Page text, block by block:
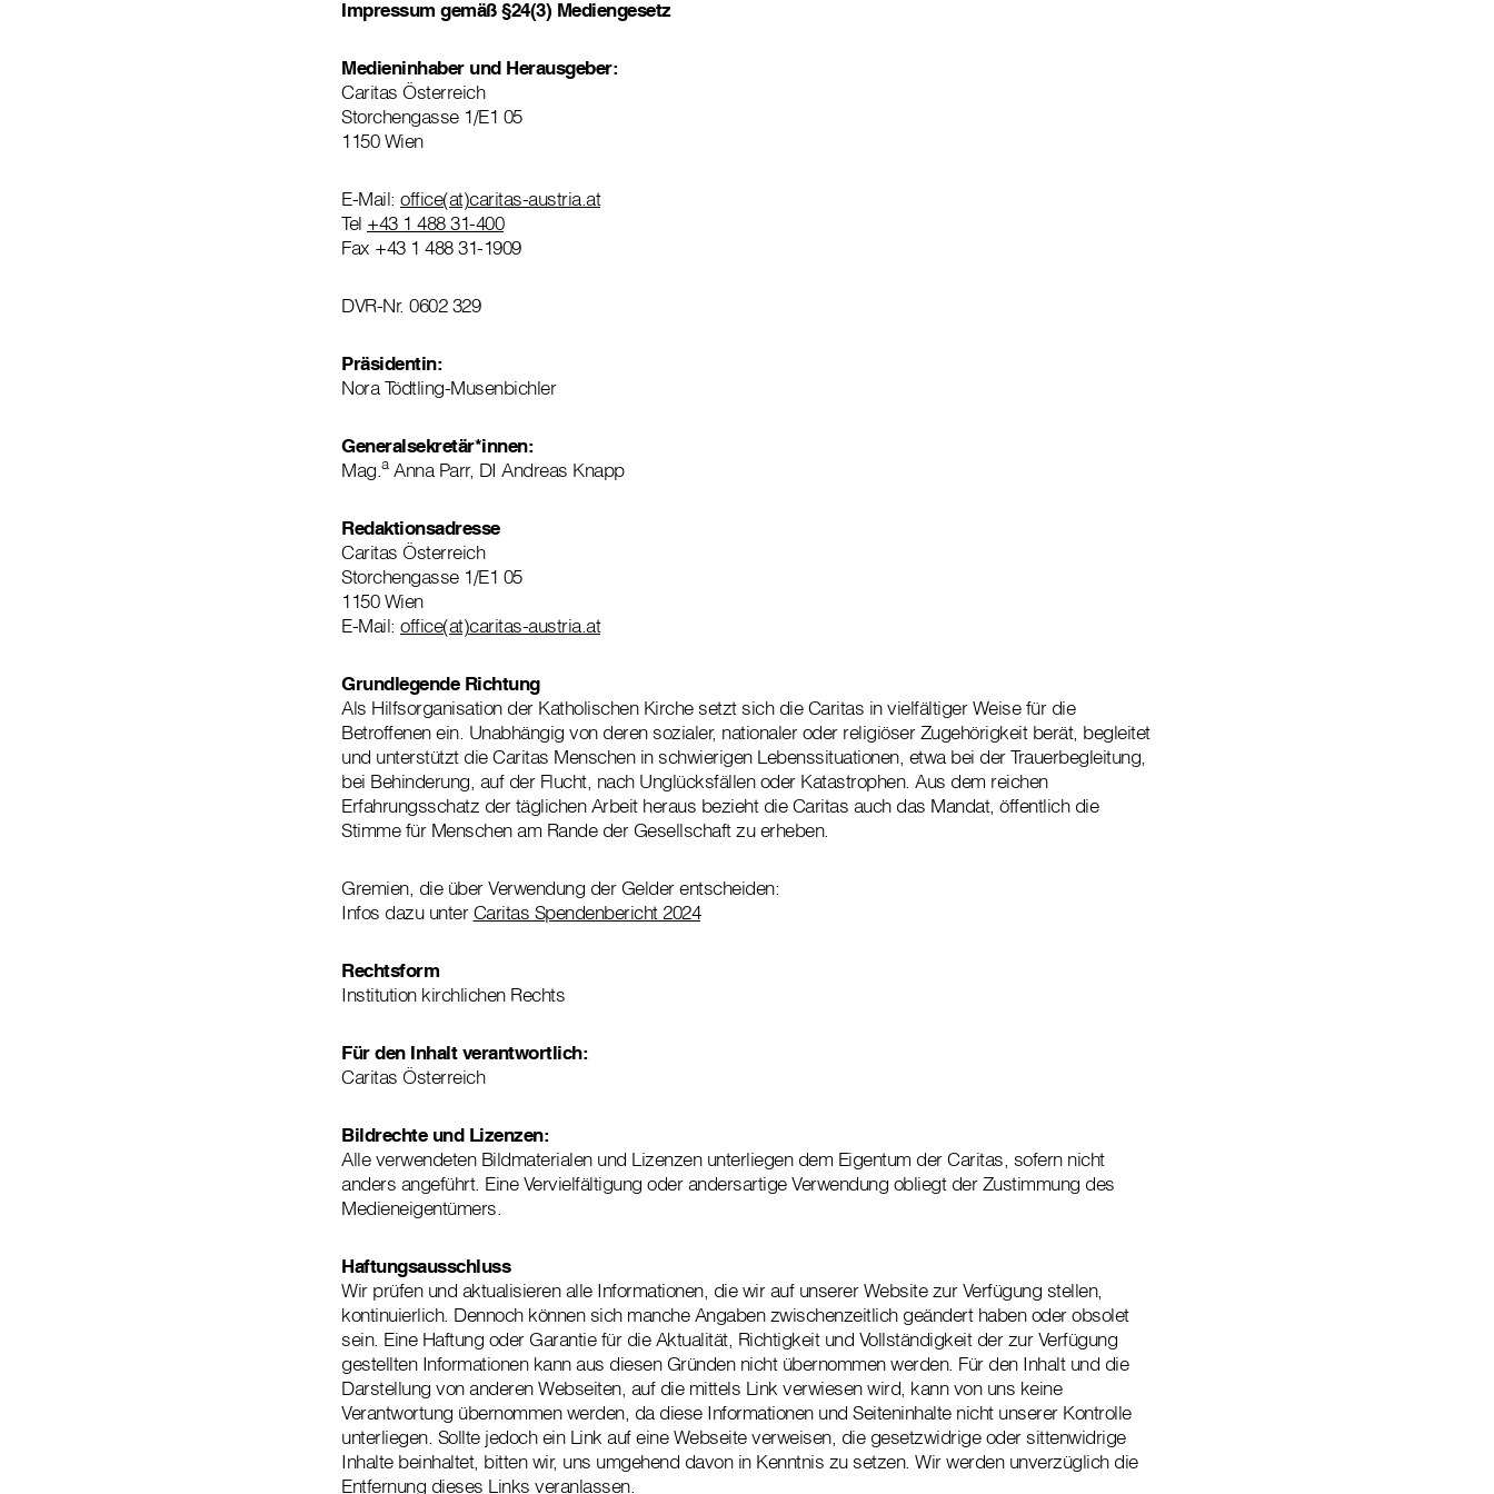
Impressum gemäß §24(3) Mediengesetz
Medieninhaber und Herausgeber:
Caritas Österreich
Storchengasse 1/E1 05
1150 Wien
E-Mail: office(at)caritas-austria.at
Tel +43 1 488 31-400
Fax +43 1 488 31-1909
DVR-Nr. 0602 329
Präsidentin:
Nora Tödtling-Musenbichler
Generalsekretär*innen:
Mag. aAnna Parr, DI Andreas Knapp
Redaktionsadresse
Caritas Österreich
Storchengasse 1/E1 05
1150 Wien
E-Mail: office(at)caritas-austria.at
Grundlegende Richtung
Als Hilfsorganisation der Katholischen Kirche setzt sich die Caritas in vielfältiger Weise für die
Betroffenen ein. Unabhängig von deren sozialer, nationaler oder religiöser Zugehörigkeit berät, begleitet
und unterstützt die Caritas Menschen in schwierigen Lebenssituationen, etwa bei der Trauerbegleitung,
bei Behinderung, auf der Flucht, nach Unglücksfällen oder Katastrophen. Aus dem reichen
Erfahrungsschatz der täglichen Arbeit heraus bezieht die Caritas auch das Mandat, öffentlich die
Stimme für Menschen am Rande der Gesellschaft zu erheben.
Gremien, die über Verwendung der Gelder entscheiden:
Infos dazu unterCaritas Spendenbericht 2024
Rechtsform
Institution kirchlichen Rechts
Für den Inhalt verantwortlich:
Caritas Österreich
Bildrechte und Lizenzen:
Alle verwendeten Bildmaterialen und Lizenzen unterliegen dem Eigentum der Caritas, sofern nicht
anders angeführt. Eine Vervielfältigung oder andersartige Verwendung obliegt der Zustimmung des
Medieneigentümers.
Haftungsausschluss
Wir prüfen und aktualisieren alle Informationen, die wir auf unserer Website zur Verfügung stellen,
kontinuierlich. Dennoch können sich manche Angaben zwischenzeitlich geändert haben oder obsolet
sein. Eine Haftung oder Garantie für die Aktualität, Richtigkeit und Vollständigkeit der zur Verfügung
gestellten Informationen kann aus diesen Gründen nicht übernommen werden. Für den Inhalt und die
Darstellung von anderen Webseiten, auf die mittels Link verwiesen wird, kann von uns keine
Verantwortung übernommen werden, da diese Informationen und Seiteninhalte nicht unserer Kontrolle
unterliegen. Sollte jedoch ein Link auf eine Webseite verweisen, die gesetzwidrige oder sittenwidrige
Inhalte beinhaltet, bitten wir, uns umgehend davon in Kenntnis zu setzen. Wir werden unverzüglich die
Entfernung dieses Links veranlassen.